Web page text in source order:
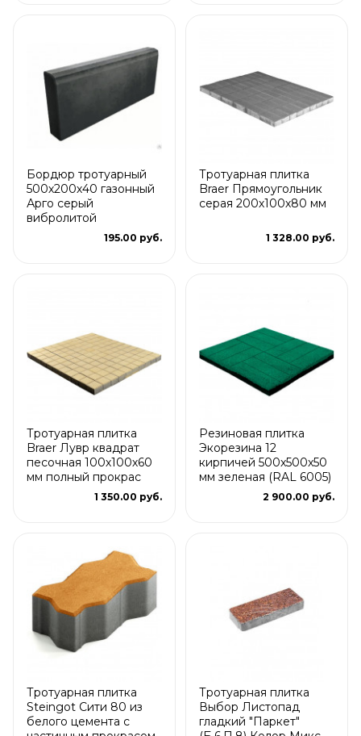
Бордюр тротуарный
500х200х40 газонный
Арго серый
вибролитой
195.00 руб.
Тротуарная плитка
Braer Прямоугольник
серая 200х100х80 мм
1 328.00 руб.
Тротуарная плитка
Braer Лувр квадрат
песочная 100х100х60
мм полный прокрас
1 350.00 руб.
Резиновая плитка
Экорезина 12
кирпичей 500x500x50
мм зеленая (RAL 6005)
2 900.00 руб.
Тротуарная плитка
Steingot Сити 80 из
белого цемента с
Тротуарная плитка
Выбор Листопад
гладкий "Паркет"